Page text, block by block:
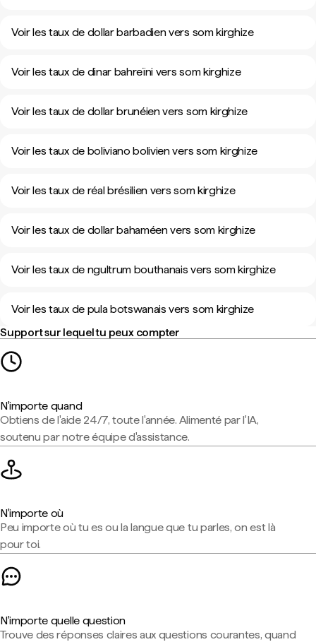
Voir les taux de dollar barbadien vers som kirghize
Voir les taux de dinar bahreïni vers som kirghize
Voir les taux de dollar brunéien vers som kirghize
Voir les taux de boliviano bolivien vers som kirghize
Voir les taux de réal brésilien vers som kirghize
Voir les taux de dollar bahaméen vers som kirghize
Voir les taux de ngultrum bouthanais vers som kirghize
Voir les taux de pula botswanais vers som kirghize
Support sur lequel tu peux compter
N'importe quand
Obtiens de l'aide 24/7, toute l'année. Alimenté par l'IA,
soutenu par notre équipe d'assistance.
N'importe où
Peu importe où tu es ou la langue que tu parles, on est là
pour toi.
N'importe quelle question
Trouve des réponses claires aux questions courantes, quand